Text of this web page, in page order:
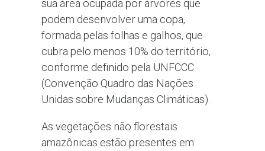
sua área ocupada por árvores que
podem desenvolver uma copa,
formada pelas folhas e galhos, que
cubra pelo menos 10% do território,
conforme definido pela UNFCCC
(Convenção Quadro das Nações
Unidas sobre Mudanças Climáticas).
As vegetações não florestais
amazônicas estão presentes em: